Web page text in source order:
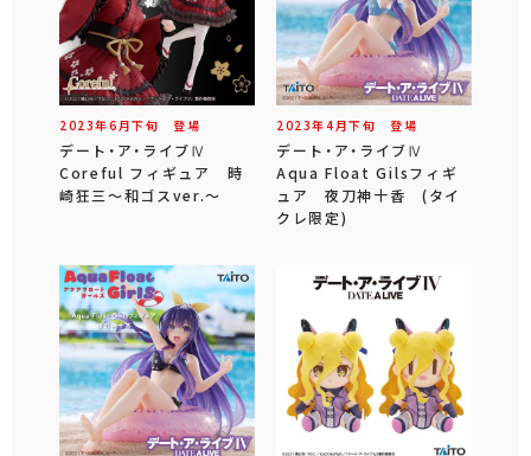
2023年6 月下旬 登場
デート・ア・ライブⅣ
Coreful フィギュア 時
崎狂三～和ゴスver.～
2023年4 月下旬 登場
デート・ア・ライブⅣ
Aqua Float Gilsフィギ
ュア 夜刀神十香 (タイ
クレ限定)